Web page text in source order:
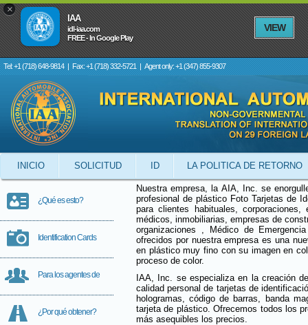
×
IAA
idl-iaa.com
FREE - In Google Play
VIEW
Tel: +1 (718) 648-9814 | Fax: +1 (718) 332-5721 | Agent only: +1 (347) 855-9307
INICIO SOLICITUD ID LA POLITICA DE RETORNO
¿Qué es esto?
Identification Cards
Para los agentes de
¿Por qué obtener?
Nuestra empresa, la AIA, Inc. se
profesional de plástico Foto Tarjetas de
para clientes habituales, corporaciones,
médicos, inmobiliarias, empresas de
organizaciones , Médico de
ofrecidos por nuestra empresa es una
en plástico muy fino con su imagen en
proceso de color.
IAA, Inc. se especializa en la creación
calidad personal de tarjetas de
hologramas, código de barras, banda
tarjeta de plástico. Ofrecemos todos los
más asequibles los precios.